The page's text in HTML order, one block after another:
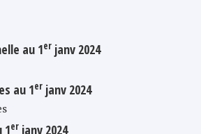
au 1er janv 2024
au 1er janv 2024
1er janv 2024